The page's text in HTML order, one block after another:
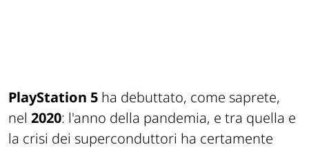
PlayStation 5 ha debuttato, come saprete,
nel 2020: l'anno della pandemia, e tra quella e
la crisi dei superconduttori ha certamente